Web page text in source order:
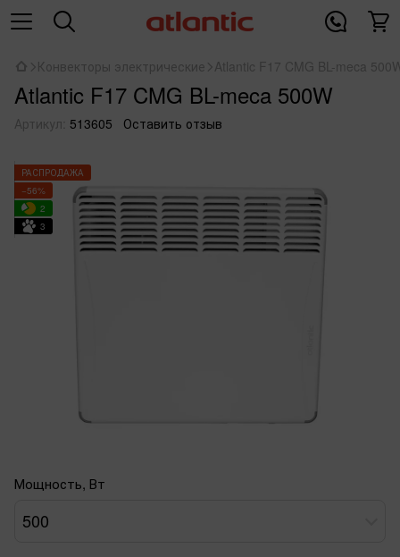
Конвекторы электрические Atlantic F17 CMG BL-meca
Atlantic F17 CMG BL-meca 500W
Артикул: 513605 Оставить отзыв
РАСПРОДАЖА
−56%
2
3
Мощность, Вт
500